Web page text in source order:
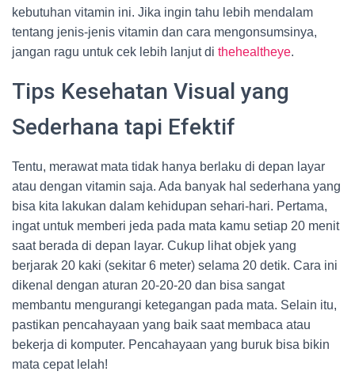
kebutuhan vitamin ini. Jika ingin tahu lebih mendalam
tentang jenis-jenis vitamin dan cara mengonsumsinya,
jangan ragu untuk cek lebih lanjut di thehealtheye.
Tips Kesehatan Visual yang
Sederhana tapi Efektif
Tentu, merawat mata tidak hanya berlaku di depan layar
atau dengan vitamin saja. Ada banyak hal sederhana yang
bisa kita lakukan dalam kehidupan sehari-hari. Pertama,
ingat untuk memberi jeda pada mata kamu setiap 20 menit
saat berada di depan layar. Cukup lihat objek yang
berjarak 20 kaki (sekitar 6 meter) selama 20 detik. Cara ini
dikenal dengan aturan 20-20-20 dan bisa sangat
membantu mengurangi ketegangan pada mata. Selain itu,
pastikan pencahayaan yang baik saat membaca atau
bekerja di komputer. Pencahayaan yang buruk bisa bikin
mata cepat lelah!